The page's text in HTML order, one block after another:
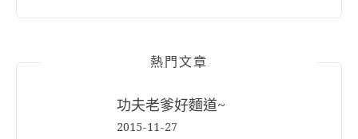
熱門文章
功夫老爹好麵道~
2015-11-27